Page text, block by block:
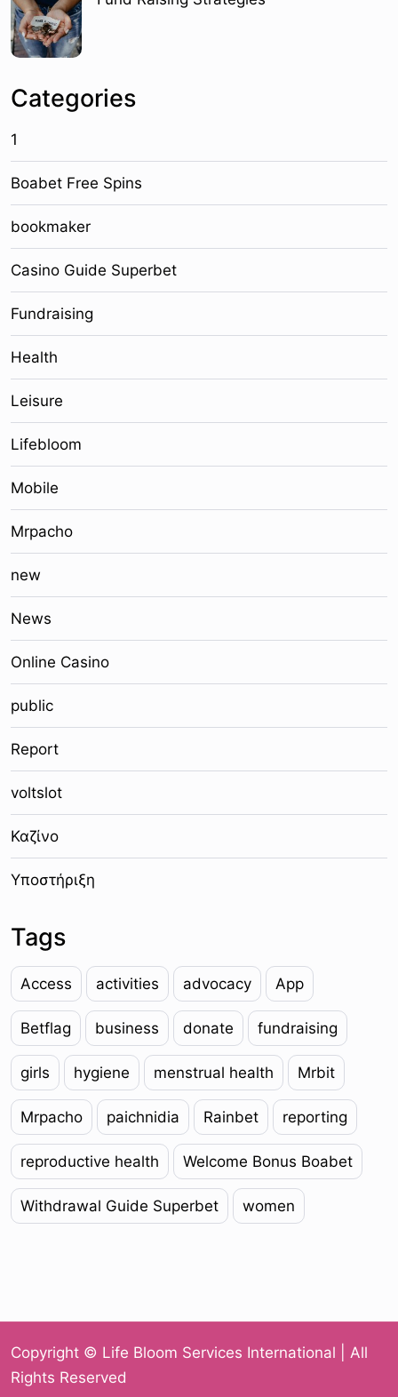
Categories
1
Boabet Free Spins
bookmaker
Casino Guide Superbet
Fundraising
Health
Leisure
Lifebloom
Mobile
Mrpacho
new
News
Online Casino
public
Report
voltslot
Καζίνο
Υποστήριξη
Tags
Access activities advocacy App
Betflag business donate fundraising
girls hygiene menstrual health Mrbit
Mrpacho paichnidia Rainbet reporting
reproductive health Welcome Bonus Boabet
Withdrawal Guide Superbet women
Copyright © Life Bloom Services International | All
Rights Reserved